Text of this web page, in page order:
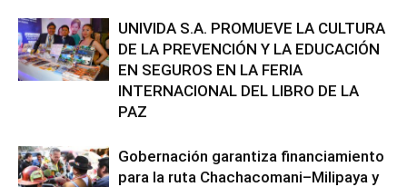
UNIVIDA S.A. PROMUEVE LA CULTURA
DE LA PREVENCIÓN Y LA EDUCACIÓN
EN SEGUROS EN LA FERIA
INTERNACIONAL DEL LIBRO DE LA
PAZ
Gobernación garantiza financiamiento
para la ruta Chachacomani–Milipaya y